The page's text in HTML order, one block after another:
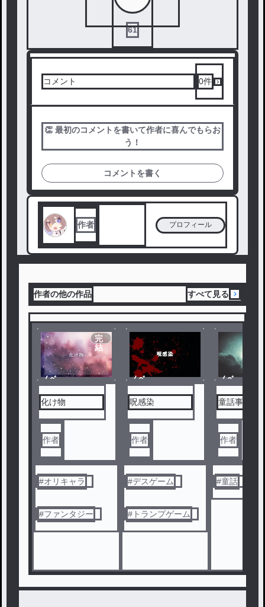
61
コメント 0件
👏 最初のコメントを書いて作者に喜んでもらお
う！
コメントを書く
作者 プロフィール
作者の他の作品 すべて見る
ノベ
完
結
化け物
作者
#オリキャラ
#ファンタジー
ノベ
呪感染
作者
#デスゲーム
# トランプゲーム
ノベ
童話事件簿
作者
#童話